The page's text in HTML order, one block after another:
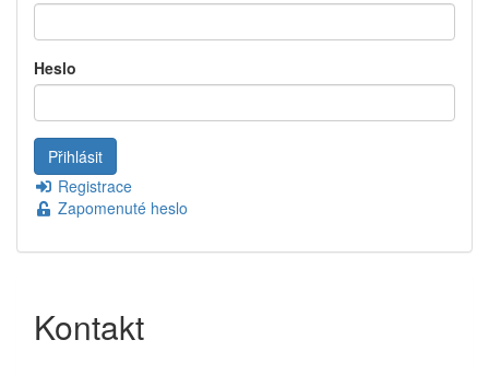
Heslo
Registrace
Zapomenuté heslo
Kontakt